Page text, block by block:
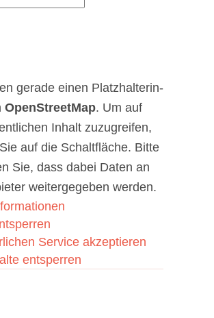
gera­de einen Platz­hal­ter­in­
Open­Street­Map. Um auf
Inhalt zuzu­grei­fen,
auf die Schalt­flä­che. Bit­te
Sie, dass dabei Daten an
wei­ter­ge­ge­ben wer­den.
Ser­vice akzep­tie­ren
ent­sper­ren